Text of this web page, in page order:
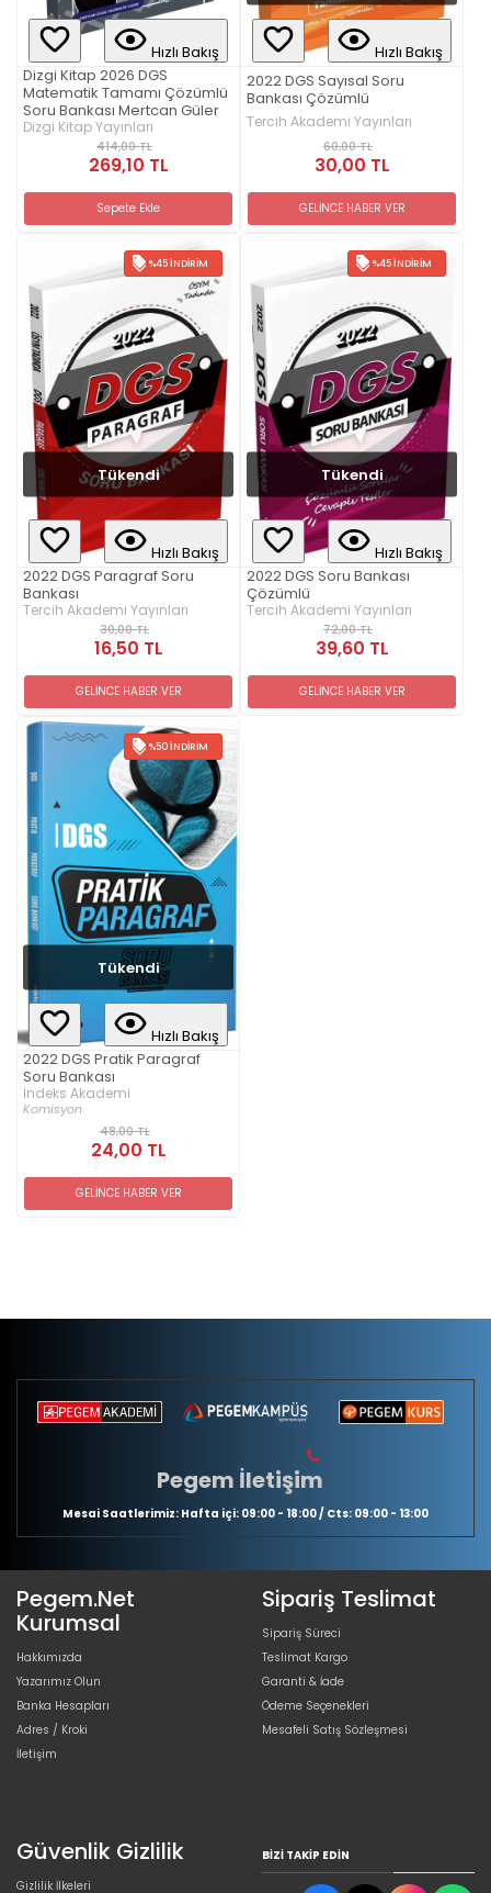
Hızlı Bakış
Dizgi Kitap 2026 DGS
Matematik Tamamı Çözümlü
Soru Bankası Mertcan Güler
Dizgi Kitap Yayınları
414,00 TL
269,10 TL
Sepete Ekle
Hızlı Bakış
2022 DGS Sayısal Soru
Bankası Çözümlü
Tercih Akademi Yayınları
60,00 TL
30,00 TL
GELİNCE HABER VER
%45 İNDIRIM
Tükendi
Hızlı Bakış
2022 DGS Paragraf Soru
Bankası
Tercih Akademi Yayınları
30,00 TL
16,50 TL
GELİNCE HABER VER
%45 İNDIRIM
Tükendi
Hızlı Bakış
2022 DGS Soru Bankası
Çözümlü
Tercih Akademi Yayınları
72,00 TL
39,60 TL
GELİNCE HABER VER
%50 İNDIRIM
Tükendi
Hızlı Bakış
2022 DGS Pratik Paragraf
Soru Bankası
İndeks Akademi
Komisyon
48,00 TL
24,00 TL
GELİNCE HABER VER
Pegem İletişim
Mesai Saatlerimiz: Hafta içi: 09:00 - 18:00 / Cts: 09:00 - 13:00
Pegem.Net
Kurumsal
Hakkımızda
Yazarımız Olun
Banka Hesapları
Adres / Kroki
İletişim
Sipariş Teslimat
Sipariş Süreci
Teslimat Kargo
Garanti & İade
Ödeme Seçenekleri
Mesafeli Satış Sözleşmesi
Güvenlik Gizlilik
Gizlilik İlkeleri
BIZI TAKIP EDIN